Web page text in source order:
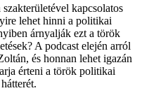
kapcsolatos
lehet hinni a politikai
árnyalják ezt a török
A podcast elején arról
és honnan lehet igazán
érteni a török politikai